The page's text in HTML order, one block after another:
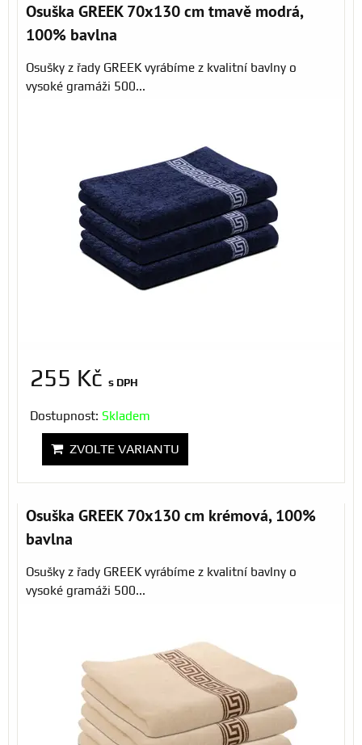
Osuška GREEK 70x130 cm tmavě modrá,
100% bavlna
Osušky z řady GREEK vyrábíme z kvalitní bavlny o
vysoké gramáži 500...
255 Kč s DPH
Dostupnost: Skladem
ZVOLTE VARIANTU
Osuška GREEK 70x130 cm krémová, 100%
bavlna
Osušky z řady GREEK vyrábíme z kvalitní bavlny o
vysoké gramáži 500...